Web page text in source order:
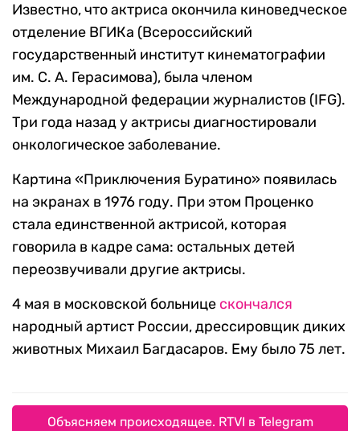
Известно, что актриса окончила киноведческое
отделение ВГИКа (Всероссийский
государственный институт кинематографии
им. С. А. Герасимова), была членом
Международной федерации журналистов (IFG).
Три года назад у актрисы диагностировали
онкологическое заболевание.
Картина «Приключения Буратино» появилась
на экранах в 1976 году. При этом Проценко
стала единственной актрисой, которая
говорила в кадре сама: остальных детей
переозвучивали другие актрисы.
4 мая в московской больнице скончался
народный артист России, дрессировщик диких
животных Михаил Багдасаров. Ему было 75 лет.
Объясняем происходящее. RTVI в Telegram